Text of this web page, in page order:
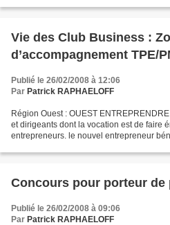
Vie des Club Business :
d’accompagnement TPE/
Publié le 26/02/2008 à 12:06
Par Patrick RAPHAELOFF
Région Ouest : OUEST
et dirigeants dont la vocation est de faire
entrepreneurs. le nouvel entrepreneur
Concours pour porteur de
Publié le 26/02/2008 à 09:06
Par Patrick RAPHAELOFF